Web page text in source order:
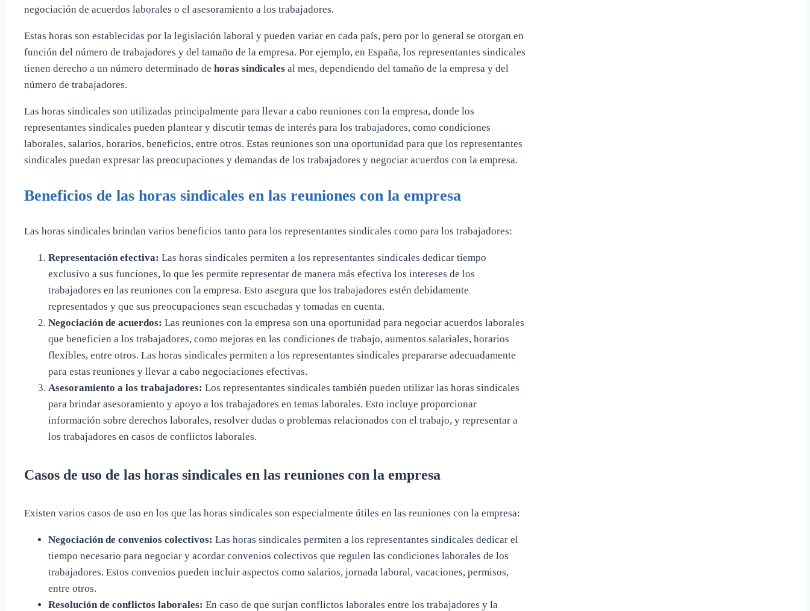
negociación de acuerdos laborales o el asesoramiento a los trabajadores.
Estas horas son establecidas por la legislación laboral y pueden variar en cada país, pero por lo general se otorgan en
función del número de trabajadores y del tamaño de la empresa. Por ejemplo, en España, los representantes sindicales
tienen derecho a un número determinado de horas sindicales al mes, dependiendo del tamaño de la empresa y del
número de trabajadores.
Las horas sindicales son utilizadas principalmente para llevar a cabo reuniones con la empresa, donde los
representantes sindicales pueden plantear y discutir temas de interés para los trabajadores, como condiciones
laborales, salarios, horarios, beneficios, entre otros. Estas reuniones son una oportunidad para que los representantes
sindicales puedan expresar las preocupaciones y demandas de los trabajadores y negociar acuerdos con la empresa.
Beneficios de las horas sindicales en las reuniones con la empresa
Las horas sindicales brindan varios beneficios tanto para los representantes sindicales como para los trabajadores:
Representación efectiva: Las horas sindicales permiten a los representantes sindicales dedicar tiempo
exclusivo a sus funciones, lo que les permite representar de manera más efectiva los intereses de los
trabajadores en las reuniones con la empresa. Esto asegura que los trabajadores estén debidamente
representados y que sus preocupaciones sean escuchadas y tomadas en cuenta.
Negociación de acuerdos: Las reuniones con la empresa son una oportunidad para negociar acuerdos laborales
que beneficien a los trabajadores, como mejoras en las condiciones de trabajo, aumentos salariales, horarios
flexibles, entre otros. Las horas sindicales permiten a los representantes sindicales prepararse adecuadamente
para estas reuniones y llevar a cabo negociaciones efectivas.
Asesoramiento a los trabajadores: Los representantes sindicales también pueden utilizar las horas sindicales
para brindar asesoramiento y apoyo a los trabajadores en temas laborales. Esto incluye proporcionar
información sobre derechos laborales, resolver dudas o problemas relacionados con el trabajo, y representar a
los trabajadores en casos de conflictos laborales.
Casos de uso de las horas sindicales en las reuniones con la empresa
Existen varios casos de uso en los que las horas sindicales son especialmente útiles en las reuniones con la empresa:
Negociación de convenios colectivos: Las horas sindicales permiten a los representantes sindicales dedicar el
tiempo necesario para negociar y acordar convenios colectivos que regulen las condiciones laborales de los
trabajadores. Estos convenios pueden incluir aspectos como salarios, jornada laboral, vacaciones, permisos,
entre otros.
Resolución de conflictos laborales: En caso de que surjan conflictos laborales entre los trabajadores y la